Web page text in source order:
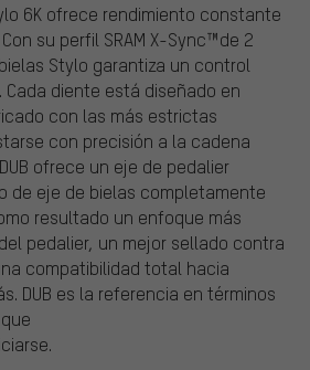
6K ofrece rendimiento constante
su perfil SRAM X-Sync™de 2
Stylo garantiza un control
diente está diseñado en
con las más estrictas
con precisión a la cadena
ofrece un eje de pedalier
de eje de bielas completamente
resultado un enfoque más
pedalier, un mejor sellado contra
compatibilidad total hacia
DUB es la referencia en términos